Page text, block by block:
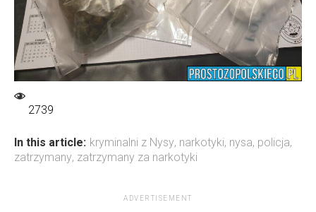
2739
In this article: kryminalni z Nysy, narkotyki, nysa, policja,
zatrzymany, zatrzymany za narkotyki
ADVERTISEMENT